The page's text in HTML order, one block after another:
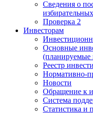
Сведения о
Проверка 2
Инвесторам
Основные
(планируемые
Реестр
Нормативно-
Новости
Обращение к
Система
Статистика и